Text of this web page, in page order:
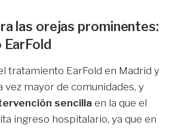
las orejas prominentes:
tratamiento EarFold en Madrid y
vez mayor de comunidades, y
sencilla en la que el
ingreso hospitalario, ya que en